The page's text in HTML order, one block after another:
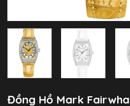
Đồng Hồ Mark